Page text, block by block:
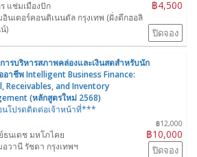
฿4,500
แช่มเมืองปัก
อินเตอร์คอนติเนนตัล กรุงเทพ (ฝั่งตึกฮอลิ
)
ปิดจอง
ารบริหารสภาพคล่องและเงินสดสำหรับนัก
าชีพ Intelligent Business Finance:
Receivables, and Inventory
(หลักสูตรใหม่ 2568)
โปรดติดต่อเจ้าหน้าที่***
฿12,000
฿10,000
ธนเดช มหโภไคย
อวานี รัชดา กรุงเทพฯ
ปิดจอง